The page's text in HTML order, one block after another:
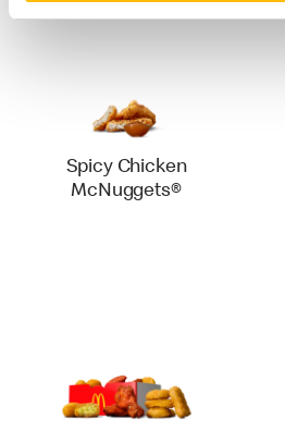
Spicy Chicken
McNuggets®